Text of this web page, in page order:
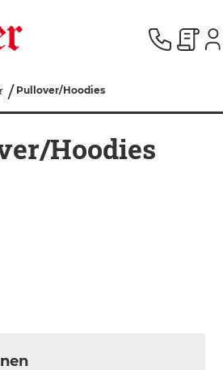
Pullover/Hoodies
Hoodies